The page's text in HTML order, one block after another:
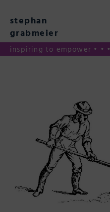
content
stephan
grabmeier
inspiring to empower • • •